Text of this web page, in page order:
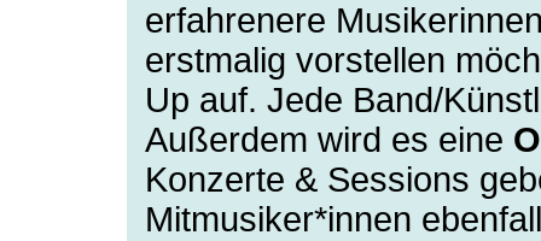
erfahrenere
erstmalig vorstellen
Up auf. Jede Band/
Außerdem wird es eine
Konzerte & Sessions
Mitmusiker*innen